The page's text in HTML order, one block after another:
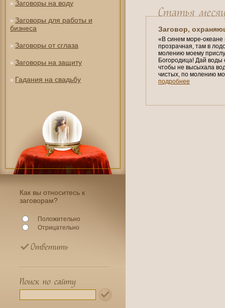
» Заговоры на воду
» Заговоры для работы и
бизнеса
» Заговоры от сглаза
» Заговоры на защиту
» Гадания на свадьбу
Как вы относитесь к
заговорам?
Положительно
Отрицательно
Заговор,
«В синем море-океане
прозрачная, там в
молению моему
Богородица! Дай воды
чтобы не высыхала
чистых, по молению
подробнее